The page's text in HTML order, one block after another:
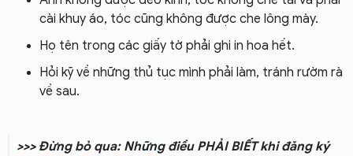
cài khuy áo, tóc cũng không được che lông mày.
Họ tên trong các giấy tờ phải ghi in hoa hết.
Hỏi kỹ về những thủ tục mình phải làm, tránh rườm rà
về sau.
>>> Đừng bỏ qua: Những điều PHẢI BIẾT khi đăng ký